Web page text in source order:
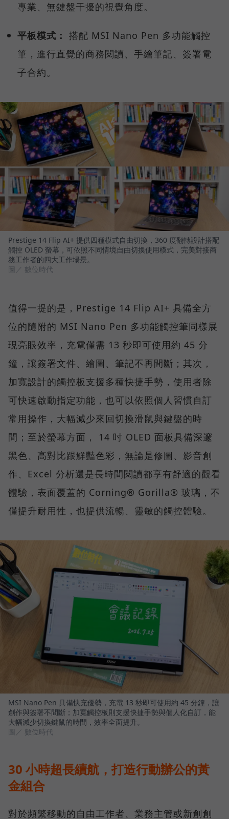
專業、無鍵盤干擾的視覺角度。
平板模式： 搭配 MSI Nano Pen 多功能觸控
筆，進行直覺的商務閱讀、手繪筆記、簽署電
子合約。
Prestige 14 Flip AI+ 提供四種模式自由切換，360 度翻轉設計搭配
觸控 OLED 螢幕，可依照不同情境自由切換使用模式，完美對接商
務工作者的四大工作場景。
圖／ 數位時代
值得一提的是，Prestige 14 Flip AI+ 具備全方
位的隨附的 MSI Nano Pen 多功能觸控筆同樣展
現亮眼效率，充電僅需 13 秒即可使用約 45 分
鐘，讓簽署文件、繪圖、筆記不再間斷；其次，
加寬設計的觸控板支援多種快捷手勢，使用者除
可快速啟動指定功能，也可以依照個人習慣自訂
常用操作，大幅減少來回切換滑鼠與鍵盤的時
間；至於螢幕方面， 14 吋 OLED 面板具備深邃
黑色、高對比跟鮮豔色彩，無論是修圖、影音創
作、Excel 分析還是長時間閱讀都享有舒適的觀看
體驗，表面覆蓋的 Corning® Gorilla® 玻璃，不
僅提升耐用性，也提供流暢、靈敏的觸控體驗。
MSI Nano Pen 具備快充優勢，充電 13 秒即可使用約 45 分鐘，讓
創作與簽署不間斷；加寬觸控板則支援快捷手勢與個人化自訂，能
大幅減少切換鍵鼠的時間，效率全面提升。
圖／ 數位時代
30 小時超長續航，打造行動辦公的黃
金組合
對於頻繁移動的自由工作者、業務主管或新創創